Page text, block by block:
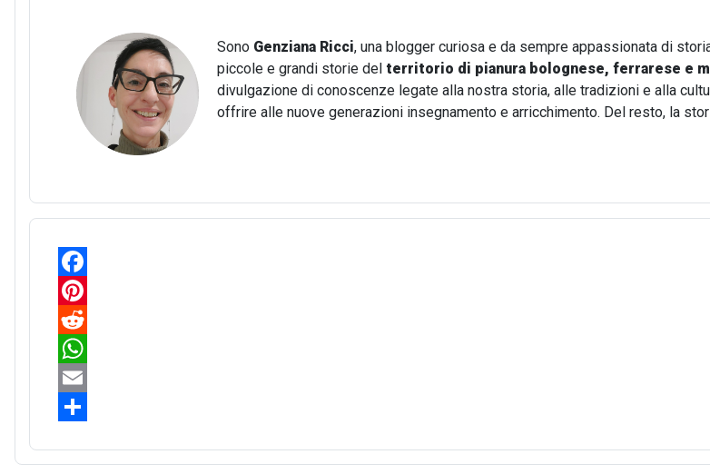
Sono Genziana Ricci, una blogger curiosa e da sempre appassionata di
piccole e grandi storie del territorio di pianura bolognese, ferrarese e
divulgazione di conoscenze legate alla nostra storia, alle tradizioni e alla
offrire alle nuove generazioni insegnamento e arricchimento. Del resto, la
F
a
c
e
b
o
P
n
r
R
e
d
i
W
h
t
E
a
h